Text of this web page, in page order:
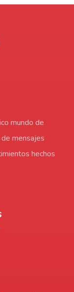
mundo de
mensajes
hechos